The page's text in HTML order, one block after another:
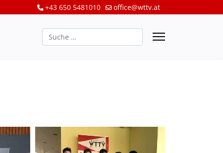
+43 650 5481010 office@wttv.at
Suchen